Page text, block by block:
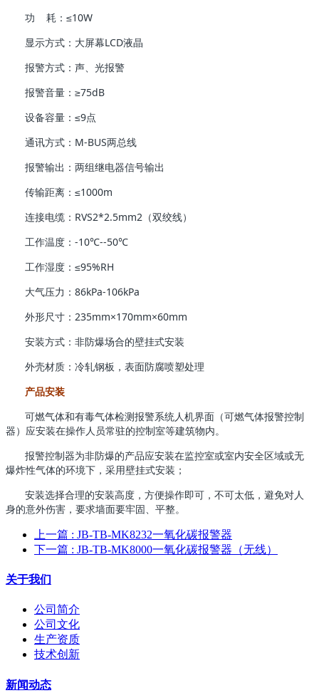
功 耗：≤10W
显示方式：大屏幕LCD液晶
报警方式：声、光报警
报警音量：≥75dB
设备容量：≤9点
通讯方式：M-BUS两总线
报警输出：两组继电器信号输出
传输距离：≤1000m
连接电缆：RVS2*2.5mm2（双绞线）
工作温度：-10℃--50℃
工作湿度：≤95%RH
大气压力：86kPa-106kPa
外形尺寸：235mm×170mm×60mm
安装方式：非防爆场合的壁挂式安装
外壳材质：冷轧钢板，表面防腐喷塑处理
产品安装
可燃气体和有毒气体检测报警系统人机界面（可燃气体报警控制
器）应安装在操作人员常驻的控制室等建筑物内。
报警控制器为非防爆的产品应安装在监控室或室内安全区域或无
爆炸性气体的环境下，采用壁挂式安装；
安装选择合理的安装高度，方便操作即可，不可太低，避免对人
身的意外伤害，要求墙面要牢固、平整。
上一篇 : JB-TB-MK8232一氧化碳报警器
下一篇 : JB-TB-MK8000一氧化碳报警器（无线）
关于我们
公司简介
公司文化
生产资质
技术创新
新闻动态